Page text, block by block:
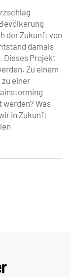
der Zukunft von
damals
Dieses Projekt
Zu einem
einer
Was
in Zukunft